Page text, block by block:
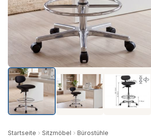
Startseite Sitzmöbel
Bürostühle